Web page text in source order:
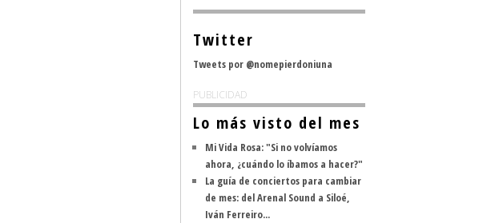
Twitter
Tweets por @nomepierdoniuna
PUBLICIDAD
Lo más visto del mes
Mi Vida Rosa: "Si no volvíamos
ahora, ¿cuándo lo íbamos a hacer?"
La guía de conciertos para cambiar
de mes: del Arenal Sound a Siloé,
Iván Ferreiro...